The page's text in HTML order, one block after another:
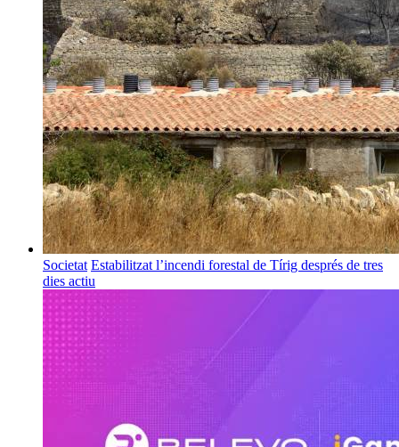
Societat Estabilitzat l’incendi forestal de Tírig després de tres
dies actiu